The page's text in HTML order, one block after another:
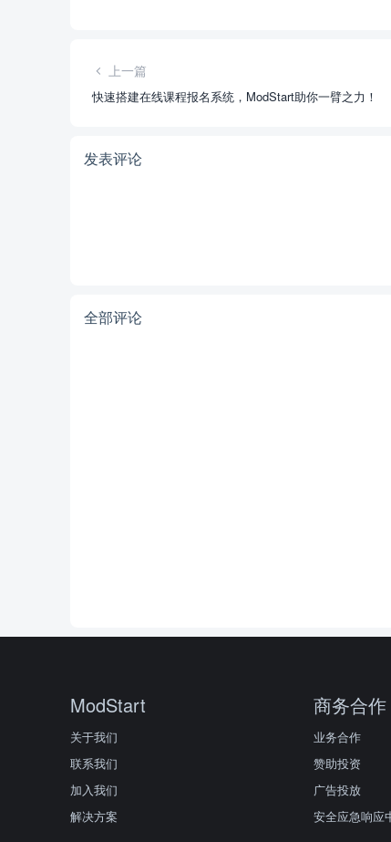
上一篇
快速搭建在线课程报名系统，ModStart助你一臂之力！
发表评论
全部评论
ModStart
关于我们
联系我们
加入我们
解决方案
商务合作
业务合作
赞助投资
广告投放
安全应急响应